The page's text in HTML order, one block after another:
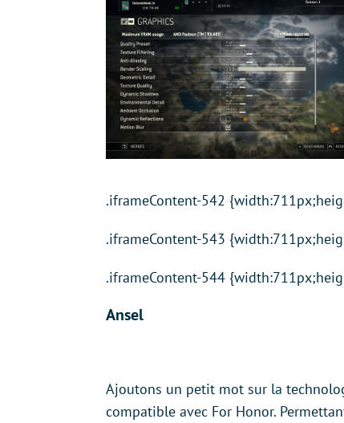
.iframeContent-542
.iframeContent-543
.iframeContent-544
Ansel
Ajoutons un petit mot sur la
compatible avec For Honor.